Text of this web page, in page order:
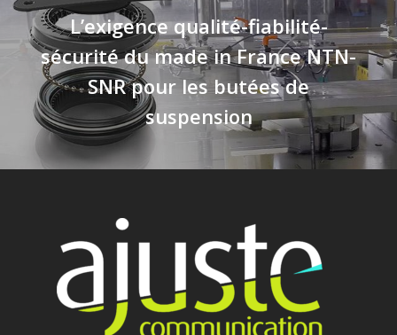
L’exigence qualité-fiabilité-
sécurité du made in France NTN-
SNR pour les butées de
suspension